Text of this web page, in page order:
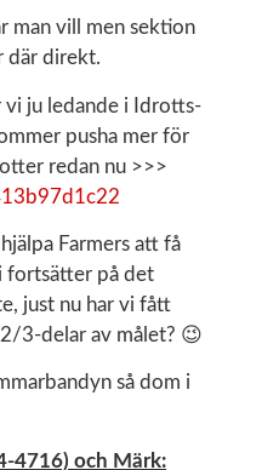
man vill men sektion
där direkt.
vi ju ledande i Idrotts-
pusha mer för
redan nu >>>
Farmers att få
fortsätter på det
just nu har vi fått
3-delar av målet? 😉
så dom i
4716) och Märk: